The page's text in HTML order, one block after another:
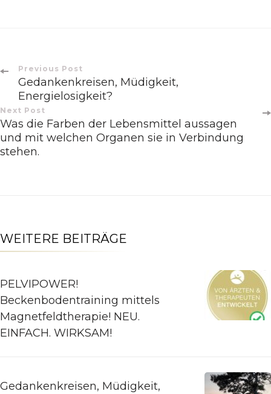
Post
Navigation
Previous Post
Gedankenkreisen, Müdigkeit,
Energielosigkeit?
Next Post
Was die Farben der Lebensmittel aussagen
und mit welchen Organen sie in Verbindung
stehen.
WEITERE BEITRÄGE
PELVIPOWER!
Beckenbodentraining mittels
Magnetfeldtherapie! NEU.
EINFACH. WIRKSAM!
Gedankenkreisen, Müdigkeit,